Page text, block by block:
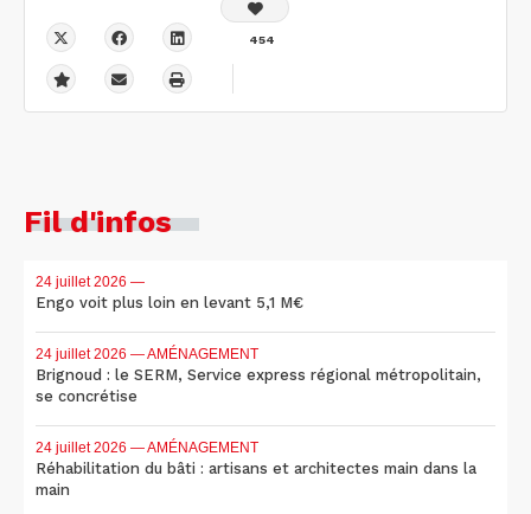
454
Fil d'infos
24 juillet 2026 —
Engo voit plus loin en levant 5,1 M€
24 juillet 2026 — AMÉNAGEMENT
Brignoud : le SERM, Service express régional métropolitain,
se concrétise
24 juillet 2026 — AMÉNAGEMENT
Réhabilitation du bâti : artisans et architectes main dans la
main